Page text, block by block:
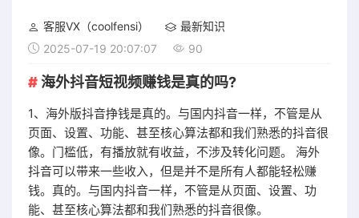
客服VX（coolfensi）
最新知识
2025-07-19 20:07:07
90
海外抖音短视频赚钱是真的吗?
1、海外版抖音挣钱是真的。与国内抖音一样，不管是从
页面、设置、功能、甚至核心算法都和我们熟悉的抖音很
像。门槛低，有播放就有收益，不涉及转化问题。 海外
抖音可以带来一些收入，但是并不是所有人都能轻松赚
钱。真的。与国内抖音一样，不管是从页面、设置、功
能、甚至核心算法都和我们熟悉的抖音很像。